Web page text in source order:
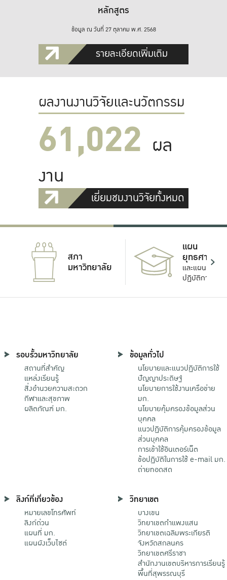
หลักสูตร
ข้อมูล ณ วันที่ 27 ตุลาคม พ.ศ. 2568
รายละเอียดเพิ่มเติม
ผลงานงานวิจัยและนวัตกรรม
61,022 ผล
งาน
เยี่ยมชมงานวิจัยทั้งหมด
สภา
มหาวิทยาลัย
แผน
ยุทธศาสตร์
และแผน
ปฏิบัติการ
รอบรั้วมหาวิทยาลัย
สถานที่สำคัญ
แหล่งเรียนรู้
สิ่งอำนวยความสะดวก
กีฬาและสุขภาพ
ผลิตภัณฑ์ มก.
ข้อมูลทั่วไป
นโยบายและแนวปฏิบัติการใช้
ปัญญาประดิษฐ์
นโยบายการใช้งานเครือข่าย
มก.
นโยบายคุ้มครองข้อมูลส่วน
บุคคล
แนวปฏิบัติการคุ้มครองข้อมูล
ส่วนบุคคล
การเข้าใช้อินเตอร์เน็ต
ข้อปฏิบัติในการใช้ e-mail มก.
ถ่ายทอดสด
ลิงก์ที่เกี่ยวข้อง
หมายเลขโทรศัพท์
ลิงก์ด่วน
แผนที่ มก.
แผนผังเว็บไซต์
วิทยาเขต
บางเขน
วิทยาเขตกําแพงแสน
วิทยาเขตเฉลิมพระเกียรติ
จังหวัดสกลนคร
วิทยาเขตศรีราชา
สำนักงานเขตบริหารการเรียนรู้
พื้นที่สุพรรณบุรี